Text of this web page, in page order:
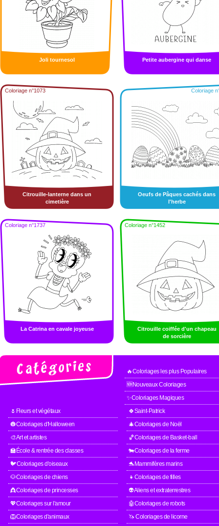
Joli tournesol Petite aubergine qui danse
Coloriage n°1073
Citrouille-lanterne dans un
cimetière
Coloriage
Oeufs de Pâques cachés dans
l'herbe
Coloriage n°1737
La Catrina en cavale joyeuse
Coloriage n°1452
Citrouille coiffée d'un chapeau
de sorcière
🔥Coloriages les plus Populaires
🆕Nouveaux Coloriages
✨Coloriages Magiques
🌷Fleurs et végétaux
🍀Saint-Patrick
🎃Coloriages d'Halloween
🎄Coloriages de Noël
🎨Art et artistes
🏀Coloriages de Basket-ball
🏫École & rentrée des classes
🐄Coloriages de la ferme
🐦Coloriages d'oiseaux
🐬Mammifères marins
🐶Coloriages de chiens
👧Coloriages de filles
👸Coloriages de princesses
👽Aliens et extraterrestres
💖Coloriages sur l'amour
🤖Coloriages de robots
🦁Coloriages d'animaux
🦄 Coloriages de licorne